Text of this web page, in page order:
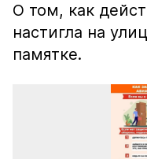
О том, как
настигла на
памятке.